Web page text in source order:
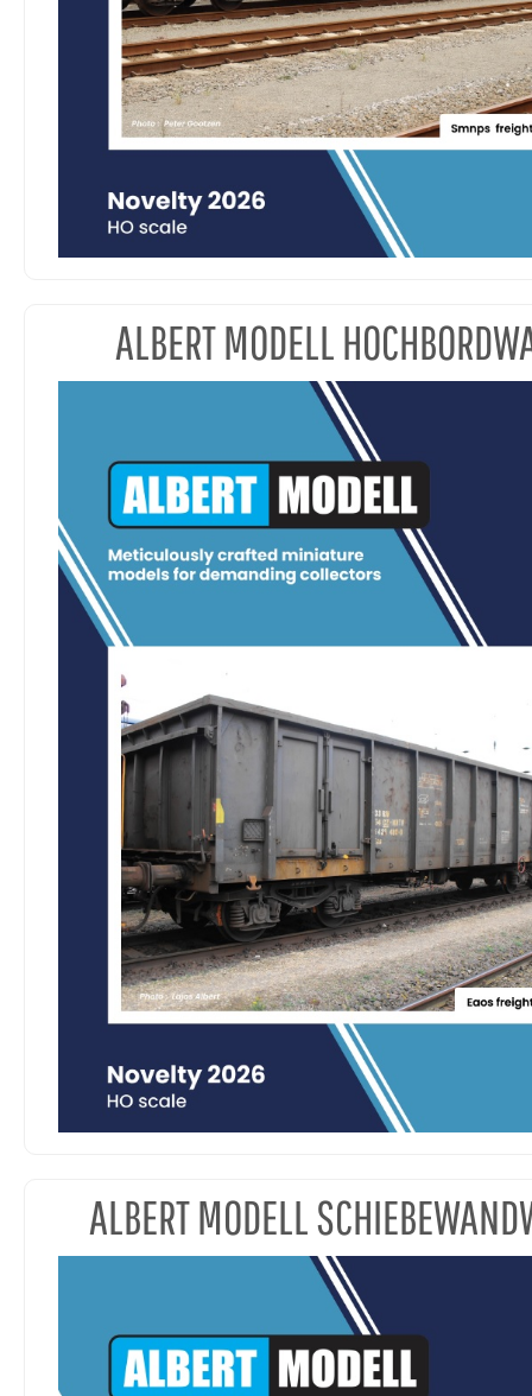
ALBERT MODELL
ALBERT MODELL